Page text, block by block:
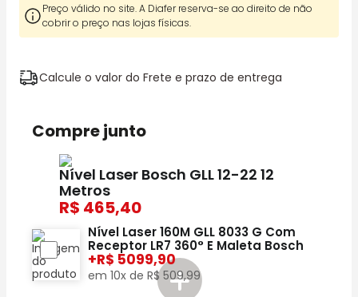
Preço válido no site. A Diafer reserva-se ao direito de não
cobrir o preço nas lojas físicas.
Calcule o valor do Frete e prazo de entrega
Compre junto
Nível Laser Bosch GLL 12-22 12
Metros
465,40
Nível Laser 160M GLL 8033 G Com
Receptor LR7 360° E Maleta Bosch
+ 5099,90
em 10x de R$ 509,99